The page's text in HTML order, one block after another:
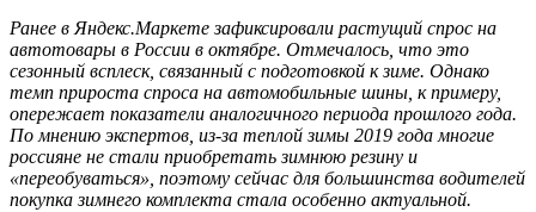
Ранее в Яндекс.Маркете зафиксировали растущий спрос на
автотовары в России в октябре. Отмечалось, что это
сезонный всплеск, связанный с подготовкой к зиме. Однако
темп прироста спроса на автомобильные шины, к примеру,
опережает показатели аналогичного периода прошлого года.
По мнению экспертов, из-за теплой зимы 2019 года многие
россияне не стали приобретать зимнюю резину и
«переобуваться», поэтому сейчас для большинства водителей
покупка зимнего комплекта стала особенно актуальной.